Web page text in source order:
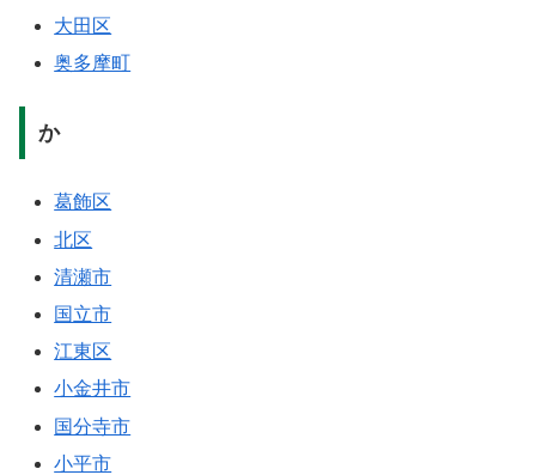
大田区
奥多摩町
か
葛飾区
北区
清瀬市
国立市
江東区
小金井市
国分寺市
小平市